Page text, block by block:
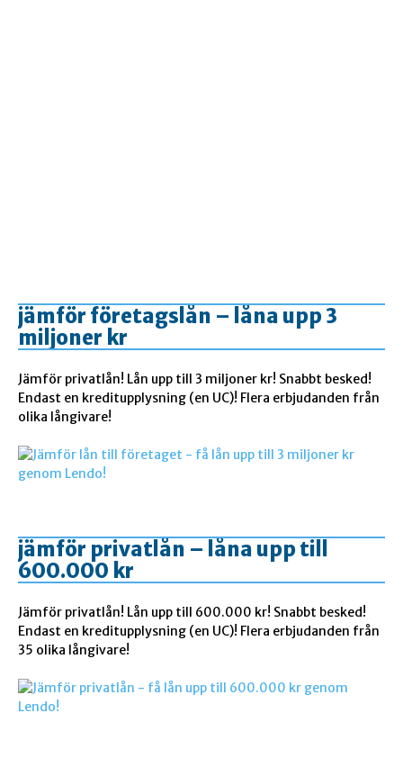
jämför företagslån – låna upp 3
miljoner kr
Jämför privatlån! Lån upp till 3 miljoner kr! Snabbt besked!
Endast en kreditupplysning (en UC)! Flera erbjudanden från
olika långivare!
jämför privatlån – låna upp till
600.000 kr
Jämför privatlån! Lån upp till 600.000 kr! Snabbt besked!
Endast en kreditupplysning (en UC)! Flera erbjudanden från
35 olika långivare!